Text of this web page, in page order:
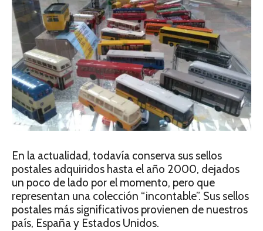
En la actualidad, todavía conserva sus sellos
postales adquiridos hasta el año 2000, dejados
un poco de lado por el momento, pero que
representan una colección “incontable”. Sus sellos
postales más significativos provienen de nuestros
país, España y Estados Unidos.